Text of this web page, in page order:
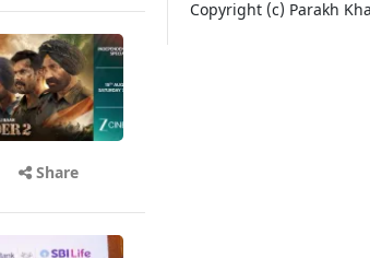
Share
Copyright (c) Parakh